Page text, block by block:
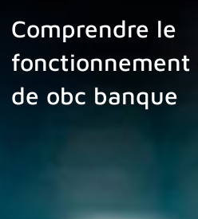
Comprendre le
de obc banque